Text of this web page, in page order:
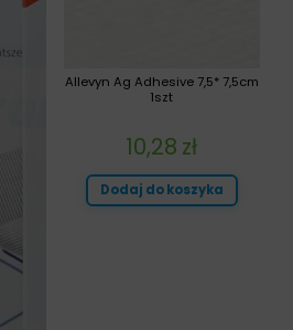
Allevyn Ag Adhesive 7,5* 7,5cm
1szt
10,28 zł
Dodaj do koszyka